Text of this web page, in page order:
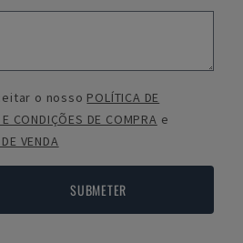
o nosso POLÍTICA DE
CONDIÇÕES DE COMPRA e
VENDA
SUBMETER